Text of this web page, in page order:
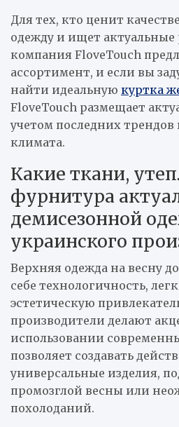
Для тех, кто ценит
одежду и ищет актуальные
компания FloveTouch
ассортимент, и если вы
найти идеальную куртка
FloveTouch размещает
учетом последних
климата.
Какие ткани,
фурнитура
демисезонной
украинского
Верхняя одежда на весну
себе технологичность,
эстетическую
производители делают
использовании
позволяет создавать
универсальные изделия,
промозглой весны или
похолоданий.